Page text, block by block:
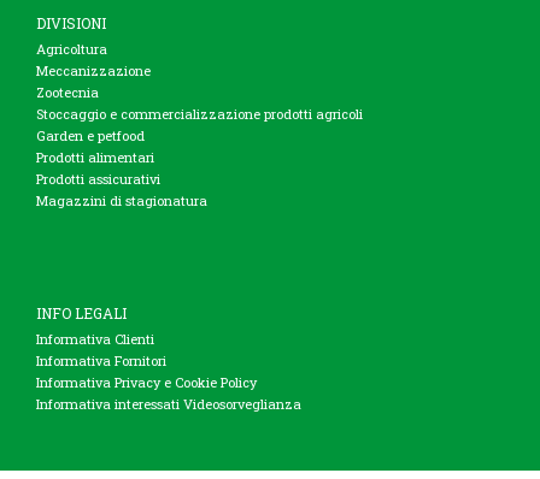
DIVISIONI
Agricoltura
Meccanizzazione
Zootecnia
Stoccaggio e commercializzazione prodotti agricoli
Garden e petfood
Prodotti alimentari
Prodotti assicurativi
Magazzini di stagionatura
INFO LEGALI
Informativa Clienti
Informativa Fornitori
Informativa Privacy e Cookie Policy
Informativa interessati Videosorveglianza